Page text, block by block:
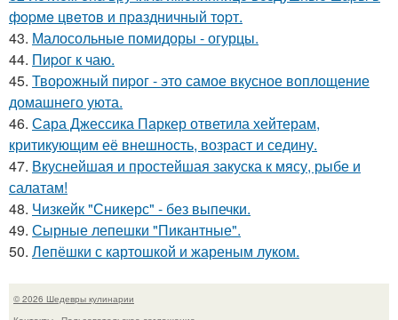
фopмe цвeтoв и пpaздничный тopт.
43. Малосольные помидоры - огурцы.
44. Пиpог к чаю.
45. Твоpожный пиpог - это самое вкусное воплощение
домашнего уюта.
46. Сара Джессика Паркер ответила хейтерам,
критикующим её внешность, возраст и седину.
47. Вкуснейшая и простейшая закуска к мясу, рыбе и
салатам!
48. Чизкейк "Сникерс" - без выпечки.
49. Сырные лепешки "Пикантные".
50. Лепёшки с картошкой и жареным луком.
© 2026 Шедевры кулинарии